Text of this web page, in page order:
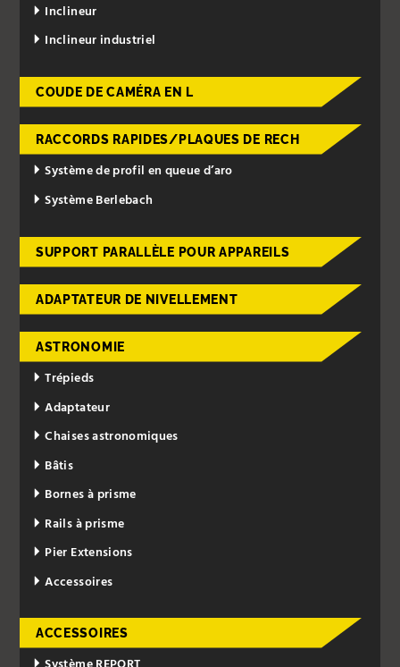
Inclineur
Inclineur industriel
COUDE DE CAMÉRA EN L
RACCORDS RAPIDES/PLAQUES DE RECH
Système de profil en queue d’aro
Système Berlebach
SUPPORT PARALLÈLE POUR APPAREILS
ADAPTATEUR DE NIVELLEMENT
ASTRONOMIE
Trépieds
Adaptateur
Chaises astronomiques
Bâtis
Bornes à prisme
Rails à prisme
Pier Extensions
Accessoires
ACCESSOIRES